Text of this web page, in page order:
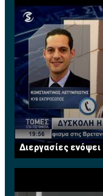
Διεργασίες